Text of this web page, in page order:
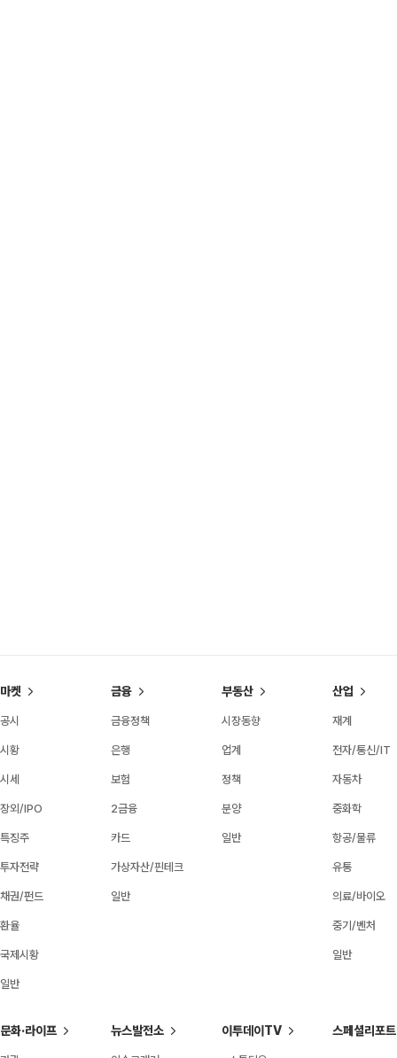
마켓
공시
시황
시세
장외/IPO
특징주
투자전략
채권/펀드
환율
국제시황
일반
금융
금융정책
은행
보험
2금융
카드
가상자산/핀테크
일반
부동산
시장동향
업계
정책
분양
일반
산업
재계
전자/통신/IT
자동차
중화학
항공/물류
유통
의료/바이오
중기/벤처
일반
문화·라이프 뉴스발전소 이투데이TV 스페셜리포트